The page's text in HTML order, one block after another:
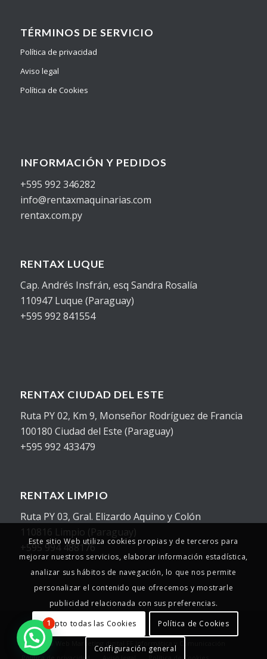
TÉRMINOS DE SERVICIO
Política de privacidad
Aviso legal
Política de Cookies
INFORMACIÓN Y PEDIDOS
+595 992 346282
info@rentaxmaquinarias.com
rentax.com.py
RENTAX LUQUE
Cap. Andrés Insfrán, esq Sandra Rosalía
110947 Luque (Paraguay)
+595 992 841554
RENTAX CIUDAD DEL ESTE
Ruta PY 02, Km 9, Monseñor Rodríguez de Francia
100180 Ciudad del Este (Paraguay)
+595 992 433479
RENTAX LIMPIO
Ruta PY 03, Gral. Elizardo Aquino y Colón
110816 Limpio (Paraguay)
+595 994 488176
© Copyright - 2025 - Rentax
Desarrollo Web
Marketing digital
FF Informática y Comunicación
Este sitio Web utiliza cookies propias y de terceros para
mejorar nuestros servicios, elaborar información estadística,
analizar sus hábitos de navegación, lo que nos permite
personalizar el contenido que ofrecemos y mostrarle
publicidad relacionada con sus preferencias.
Acepto todas las Cookies Política de Cookies
Configuración general
1